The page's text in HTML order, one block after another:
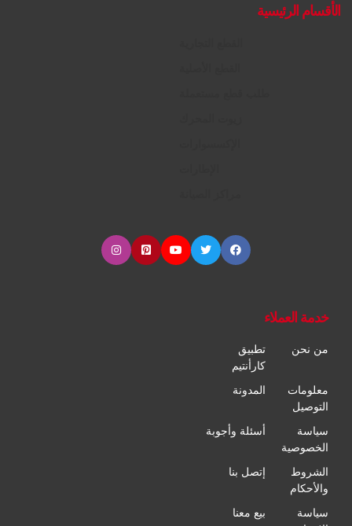
الأقسام الرئيسية
خدمة العملاء
من نحن
تطبيق
كارأنتيم
معلومات
التوصيل
المدونة
سياسة
الخصوصية
أسئلة وأجوبة
الشروط
والأحكام
إتصل بنا
سياسة
بيع معنا